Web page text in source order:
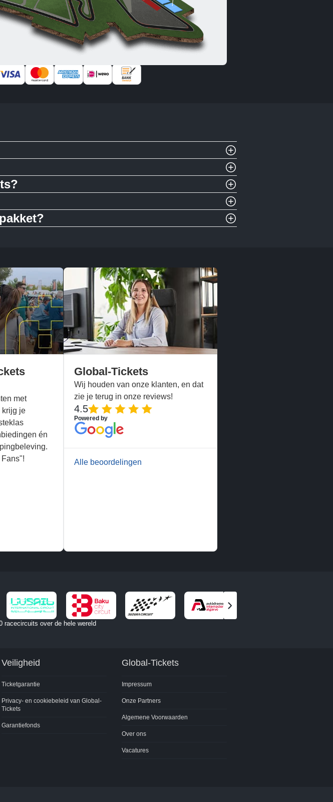
met
krijg je
én
Global-Tickets
Wij houden van onze klanten, en dat
zie je terug in onze reviews!
4.5
Powered by
Alle beoordelingen
Volgende
partner
racecircuits over de hele wereld
Veiligheid
Ticketgarantie
Privacy- en cookiebeleid van Global-
Tickets
Garantiefonds
Global-Tickets
Impressum
Onze Partners
Algemene Voorwaarden
Over ons
Vacatures